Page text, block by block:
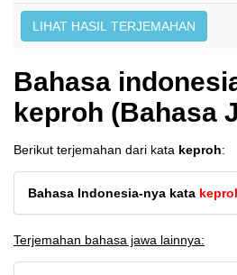
Bahasa
keproh (Bahasa
Berikut terjemahan dari kata keproh:
Bahasa Indonesia-nya kata
Terjemahan bahasa jawa lainnya: